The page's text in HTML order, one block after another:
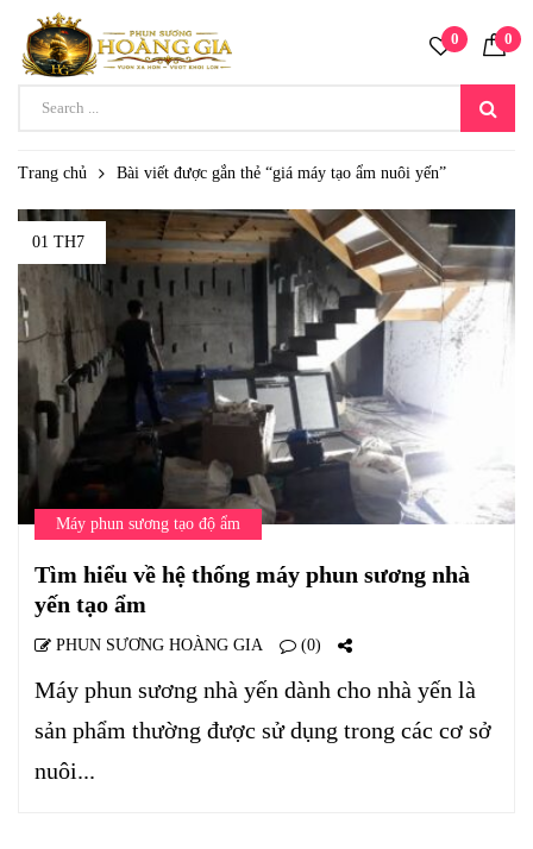
0 0
Trang chủ Bài viết được gắn thẻ “giá máy tạo ẩm nuôi yến”
01 TH7
Máy phun sương tạo độ ẩm
Tìm hiểu về hệ thống máy phun sương nhà
yến tạo ẩm
PHUN SƯƠNG HOÀNG GIA (0)
Máy phun sương nhà yến dành cho nhà yến là
sản phẩm thường được sử dụng trong các cơ sở
nuôi...